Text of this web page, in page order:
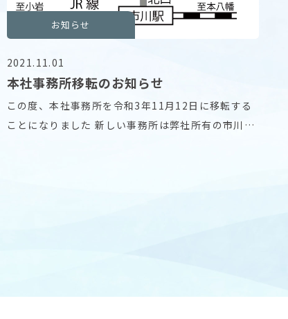
お知らせ
2021.11.01
本社事務所移転のお知らせ
この度、本社事務所を令和3年11月12日に移転する
ことになりました 新しい事務所は弊社所有の市川レ